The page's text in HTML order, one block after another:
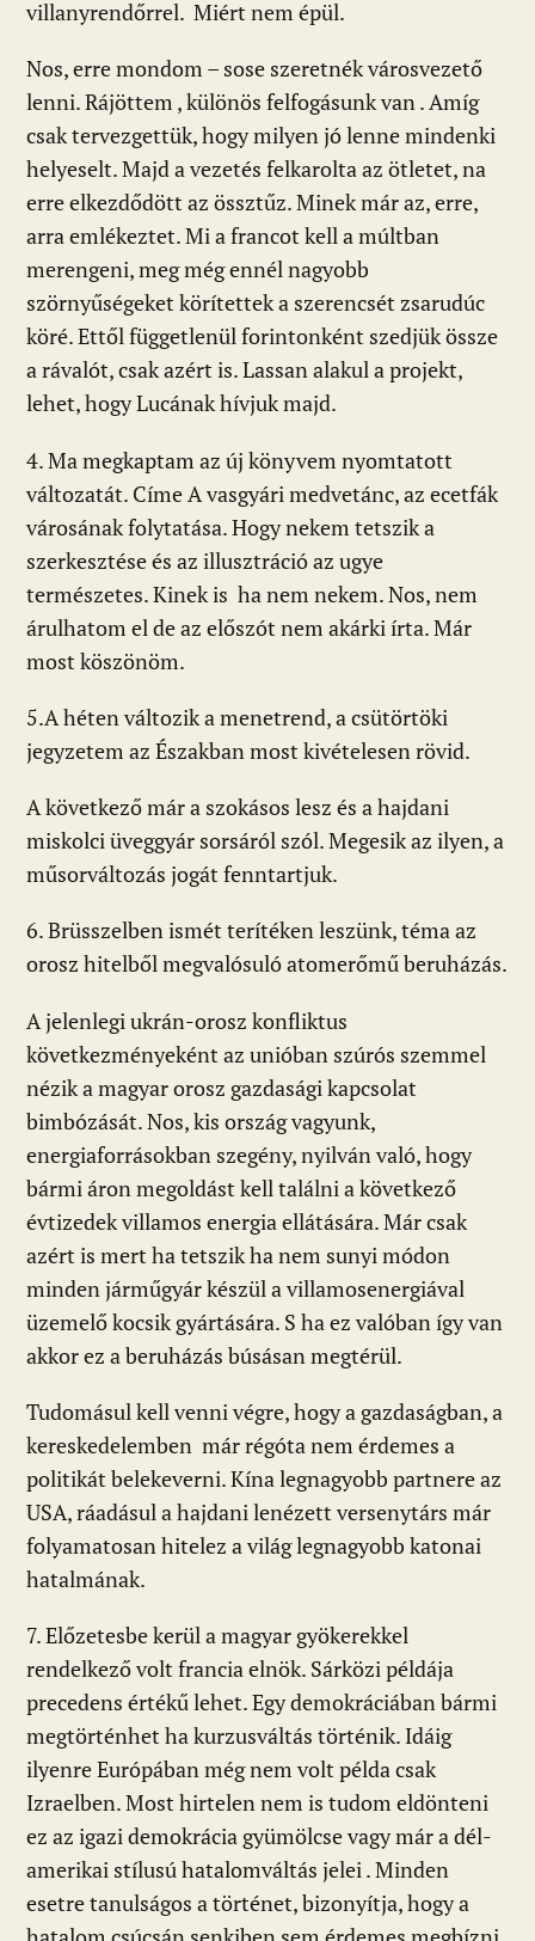
villanyrendőrrel. Miért nem épül.
Nos, erre mondom – sose szeretnék városvezető
lenni. Rájöttem , különös felfogásunk van . Amíg
csak tervezgettük, hogy milyen jó lenne mindenki
helyeselt. Majd a vezetés felkarolta az ötletet, na
erre elkezdődött az össztűz. Minek már az, erre,
arra emlékeztet. Mi a francot kell a múltban
merengeni, meg még ennél nagyobb
szörnyűségeket körítettek a szerencsét zsarudúc
köré. Ettől függetlenül forintonként szedjük össze
a rávalót, csak azért is. Lassan alakul a projekt,
lehet, hogy Lucának hívjuk majd.
4. Ma megkaptam az új könyvem nyomtatott
változatát. Címe A vasgyári medvetánc, az ecetfák
városának folytatása. Hogy nekem tetszik a
szerkesztése és az illusztráció az ugye
természetes. Kinek is ha nem nekem. Nos, nem
árulhatom el de az előszót nem akárki írta. Már
most köszönöm.
5.A héten változik a menetrend, a csütörtöki
jegyzetem az Északban most kivételesen rövid.
A következő már a szokásos lesz és a hajdani
miskolci üveggyár sorsáról szól. Megesik az ilyen, a
műsorváltozás jogát fenntartjuk.
6. Brüsszelben ismét terítéken leszünk, téma az
orosz hitelből megvalósuló atomerőmű beruházás.
A jelenlegi ukrán-orosz konfliktus
következményeként az unióban szúrós szemmel
nézik a magyar orosz gazdasági kapcsolat
bimbózását. Nos, kis ország vagyunk,
energiaforrásokban szegény, nyilván való, hogy
bármi áron megoldást kell találni a következő
évtizedek villamos energia ellátására. Már csak
azért is mert ha tetszik ha nem sunyi módon
minden járműgyár készül a villamosenergiával
üzemelő kocsik gyártására. S ha ez valóban így van
akkor ez a beruházás búsásan megtérül.
Tudomásul kell venni végre, hogy a gazdaságban, a
kereskedelemben már régóta nem érdemes a
politikát belekeverni. Kína legnagyobb partnere az
USA, ráadásul a hajdani lenézett versenytárs már
folyamatosan hitelez a világ legnagyobb katonai
hatalmának.
7. Előzetesbe kerül a magyar gyökerekkel
rendelkező volt francia elnök. Sárközi példája
precedens értékű lehet. Egy demokráciában bármi
megtörténhet ha kurzusváltás történik. Idáig
ilyenre Európában még nem volt példa csak
Izraelben. Most hirtelen nem is tudom eldönteni
ez az igazi demokrácia gyümölcse vagy már a dél-
amerikai stílusú hatalomváltás jelei . Minden
esetre tanulságos a történet, bizonyítja, hogy a